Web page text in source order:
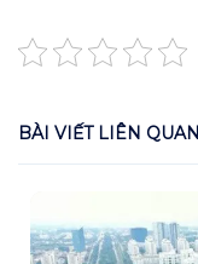
BÀI VIẾT LIÊN QUAN